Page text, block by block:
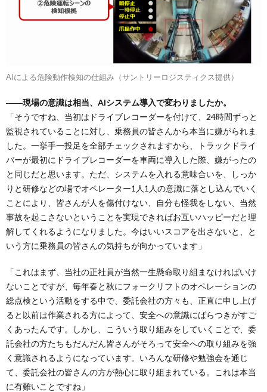
AIによる危険動作検知の仕組み（サントリーロジスティクス提供）
――現場の意識は相当、AIシステム導入で変わりましたか。
「そうですね、当初はドライブレコーダーを付けて、24時間ずっと
監視されていることに対し、乗務員の皆さんから本当に嫌がられま
した。一挙手一投足を全部チェックされますから、トラックドライ
バーが最初にドライブレコーダーを車両に導入した際、嫌がったの
と同じだと思います。ただ、システムを入れる意味合いを、しっか
りと研修などの場でオペレーター1人1人の意識に落とし込んでいく
ことにより、皆さんが人を傷付けない、自分も怪我をしない、当然
事故を起こさないということを実現できればお互いハッピーだと理
解してくれるようになりました。今はいいスコアを出さないと、と
いう方に乗務員の皆さんの気持ちが向かっています」
「これはまず、当社の正社員が当然一生懸命取り組まなければいけ
ないことですが、毎年春と秋にフォークリフトのオペレーションの
総点検という活動をする中で、委託会社の方々も、正直に申し上げ
ると以前は作業される方によって、安全への意識にばらつきがすご
くあったんです。しかし、こういう取り組みをしていくことで、委
託会社の方たちもだんだん皆さんがそろって安全への取り組みを強
く意識されるようになっています。いろんな研修や勉強会を通じ
て、委託会社の皆さんの方が熱心に取り組まれている。これは本当
に有難いことですね」